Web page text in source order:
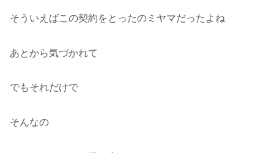
そういえばこの契約をとったのミヤマだったよね
あとから気づかれて
でもそれだけで
そんなの